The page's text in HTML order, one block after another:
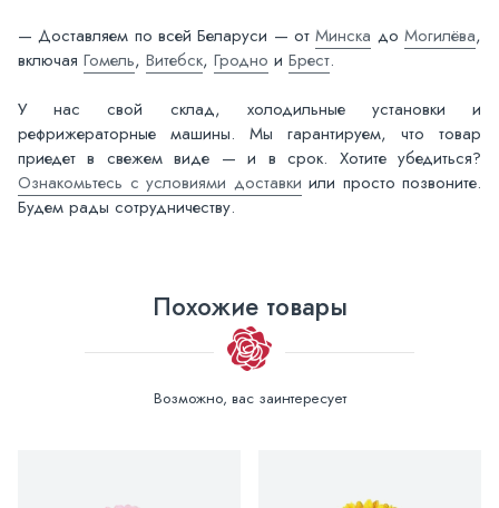
— Доставляем по всей Беларуси — отМинска доМогилёва,
включая Гомель, Витебск, Гродно и Брест.
У нас свой склад, холодильные установки и
рефрижераторные машины. Мы гарантируем, что товар
приедет в свежем виде — и в срок. Хотите убедиться?
Ознакомьтесь с условиями доставки или просто позвоните.
Будем рады сотрудничеству.
Похожие товары
Возможно, вас заинтересует